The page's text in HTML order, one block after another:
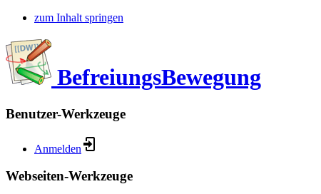
zum Inhalt springen
BefreiungsBewegung
Benutzer-Werkzeuge
Anmelden
Webseiten-Werkzeuge